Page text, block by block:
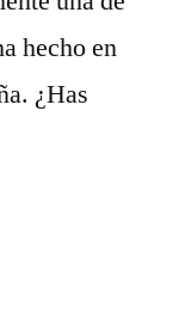
hecho en
¿Has